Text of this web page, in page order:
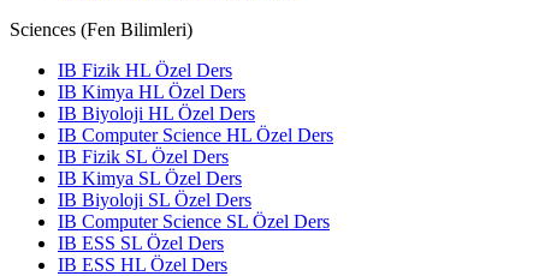
Sciences (Fen Bilimleri)
IB Fizik HL Özel Ders
IB Kimya HL Özel Ders
IB Biyoloji HL Özel Ders
IB Computer Science HL Özel Ders
IB Fizik SL Özel Ders
IB Kimya SL Özel Ders
IB Biyoloji SL Özel Ders
IB Computer Science SL Özel Ders
IB ESS SL Özel Ders
IB ESS HL Özel Ders